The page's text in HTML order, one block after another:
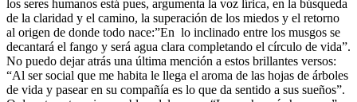
los seres humanos está pues, argumenta la voz lírica, en la búsqueda
de la claridad y el camino, la superación de los miedos y el retorno
al origen de donde todo nace:”En lo inclinado entre los musgos se
decantará el fango y será agua clara completando el círculo de vida”.
No puedo dejar atrás una última mención a estos brillantes versos:
“Al ser social que me habita le llega el aroma de las hojas de árboles
de vida y pasear en su compañía es lo que da sentido a sus sueños”.